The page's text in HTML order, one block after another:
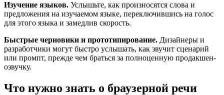
Изучение языков. Услышьте, как произносятся слова и
предложения на изучаемом языке, переключившись на голос
для этого языка и замедлив скорость.
Быстрые черновики и прототипирование. Дизайнеры и
разработчики могут быстро услышать, как звучит сценарий
или промпт, прежде чем браться за полноценную продакшен-
озвучку.
Что нужно знать о браузерной речи